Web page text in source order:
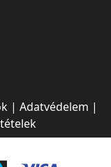
| Adatvédelem |